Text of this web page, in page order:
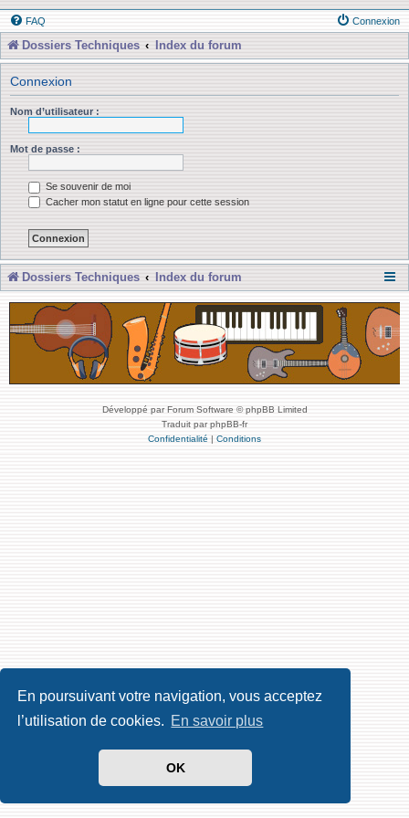
En poursuivant votre navigation, vous acceptez
l’utilisation de cookies. En savoir plus
OK
FAQ Connexion
Dossiers Techniques Index du forum
Connexion
Nom d’utilisateur :
Mot de passe :
Se souvenir de moi
Cacher mon statut en ligne pour cette session
Dossiers Techniques Index du forum
Développé par Forum Software © phpBB Limited
Traduit par phpBB-fr
Confidentialité | Conditions